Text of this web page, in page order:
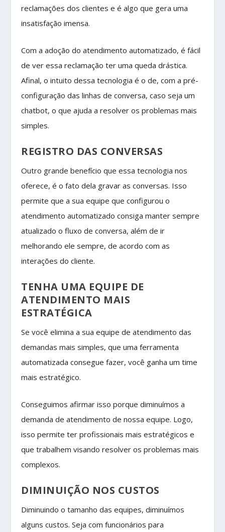
reclamações dos clientes e é algo que gera uma
insatisfação imensa.
Com a adoção do atendimento automatizado, é fácil
de ver essa reclamação ter uma queda drástica.
Afinal, o intuito dessa tecnologia é o de, com a pré-
configuração das linhas de conversa, caso seja um
chatbot, o que ajuda a resolver os problemas mais
simples.
REGISTRO DAS CONVERSAS
Outro grande benefício que essa tecnologia nos
oferece, é o fato dela gravar as conversas. Isso
permite que a sua equipe que configurou o
atendimento automatizado consiga manter sempre
atualizado o fluxo de conversa, além de ir
melhorando ele sempre, de acordo com as
interações do cliente.
TENHA UMA EQUIPE DE
ATENDIMENTO MAIS
ESTRATÉGICA
Se você elimina a sua equipe de atendimento das
demandas mais simples, que uma ferramenta
automatizada consegue fazer, você ganha um time
mais estratégico.
Conseguimos afirmar isso porque diminuímos a
demanda de atendimento de nossa equipe. Logo,
isso permite ter profissionais mais estratégicos e
que trabalhem visando resolver os problemas mais
complexos.
DIMINUIÇÃO NOS CUSTOS
Diminuindo o tamanho das equipes, diminuímos
alguns custos. Seja com funcionários para